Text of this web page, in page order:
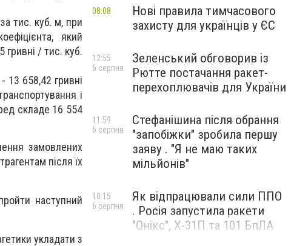
тис. куб. м, при
який
/ тис. куб.
13 658,42 гривні
і
складе 16 554
замовлених
після їх
наступний
укладати з
Нові правила тимчасового
захисту для українців у ЄС
08:08
Зеленський обговорив із
Рютте постачання ракет-
перехоплювачів для України
12:55
6 серпня
Стефанішина після обрання
"запобіжки" зробила першу
заяву . "Я не маю таких
мільйонів"
11:59
6 серпня
Як відпрацювали сили ППО
. Росія запустила ракети
"Онікс", Х-31П та 101 БпЛА
10:15
6 серпня